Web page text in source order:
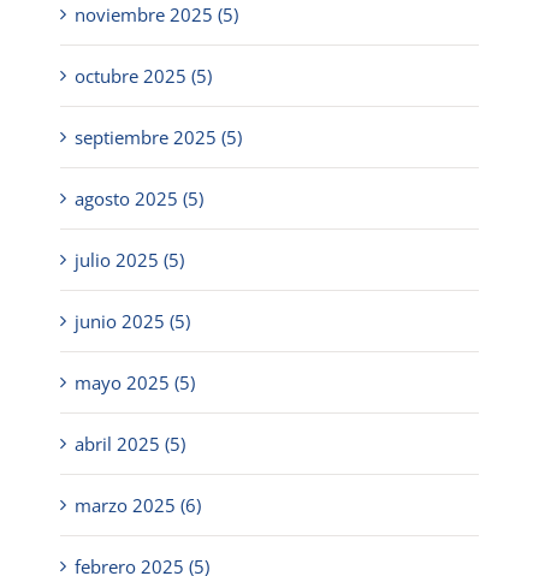
noviembre 2025 (5)
octubre 2025 (5)
septiembre 2025 (5)
agosto 2025 (5)
julio 2025 (5)
junio 2025 (5)
mayo 2025 (5)
abril 2025 (5)
marzo 2025 (6)
febrero 2025 (5)